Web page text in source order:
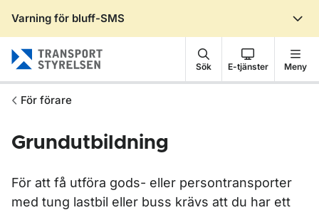
Varning för bluff-SMS
Sök E-tjänster Meny
För förare
Grundutbildning
För att få utföra gods- eller persontransporter
med tung lastbil eller buss krävs att du har ett